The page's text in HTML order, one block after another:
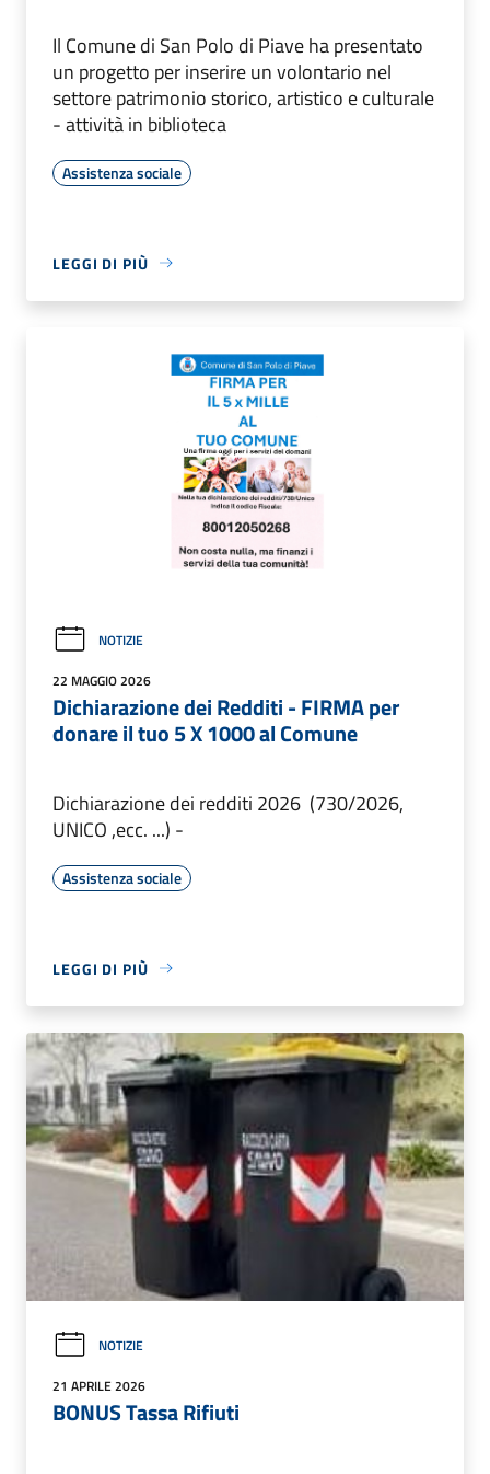
Il Comune di San Polo di Piave ha presentato
un progetto per inserire un volontario nel
settore patrimonio storico, artistico e culturale
- attività in biblioteca
Assistenza sociale
LEGGI DI PIÙ
NOTIZIE
22 MAGGIO 2026
Dichiarazione dei Redditi - FIRMA per
donare il tuo 5 X 1000 al Comune
Dichiarazione dei redditi 2026 (730/2026,
UNICO ,ecc. ...) -
Assistenza sociale
LEGGI DI PIÙ
NOTIZIE
21 APRILE 2026
BONUS Tassa Rifiuti